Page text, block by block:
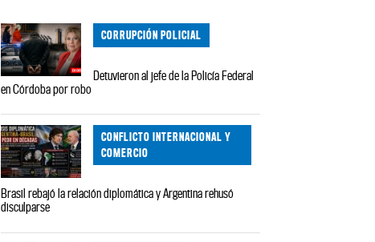
CORRUPCIÓN POLICIAL
Detuvieron al jefe de la Policía Federal
en Córdoba por robo
CONFLICTO INTERNACIONAL Y
COMERCIO
Brasil rebajó la relación diplomática y Argentina rehusó
disculparse